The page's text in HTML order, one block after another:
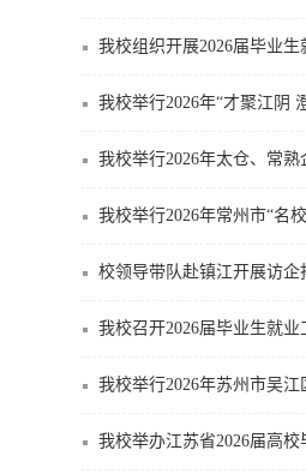
我校组织开展2026届毕业
我校举行2026年“才聚江阴
我校举行2026年太仓、常
我校举行2026年常州市“名
校领导带队赴镇江开展访企
我校召开2026届毕业生就业
我校举行2026年苏州市吴
我校举办江苏省2026届高